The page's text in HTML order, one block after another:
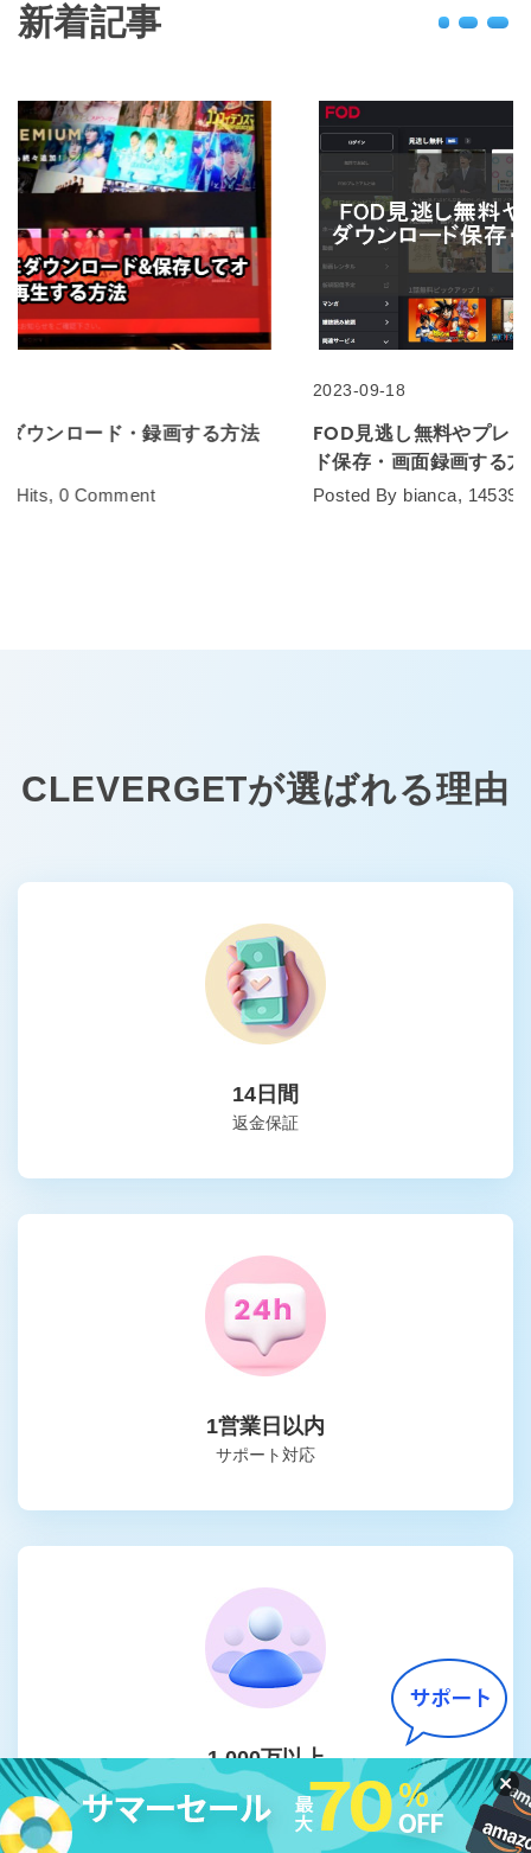
新着記事
FOD見逃し無料やプレミアムの違いを解説！ダウンロー
ド保存・画面録画する方法も紹介！
Posted By bianca, 14539 Hits, 0 Comment
CLEVERGETが選ばれる理由
14日間
返金保証
1営業日以内
サポート対応
1,000万以上
のユーザー